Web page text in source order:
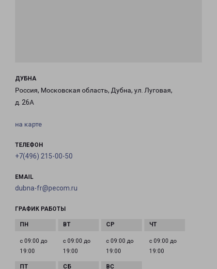
ДУБНА
Россия, Московская область, Дубна, ул. Луговая,
д. 26А
на карте
ТЕЛЕФОН
+7(496) 215-00-50
EMAIL
dubna-fr@pecom.ru
ГРАФИК РАБОТЫ
с 09:00 до
19:00
с 09:00 до
19:00
с 09:00 до
19:00
с 09:00 до
19:00